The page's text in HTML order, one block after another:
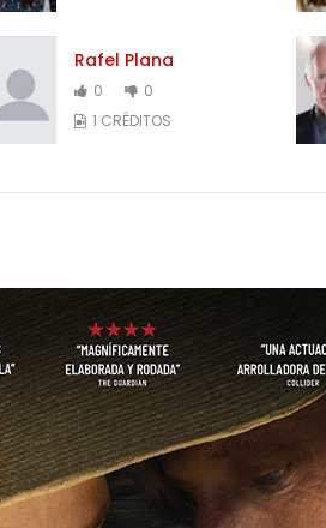
Rafel Plana
0
0
1 CRÉDITOS